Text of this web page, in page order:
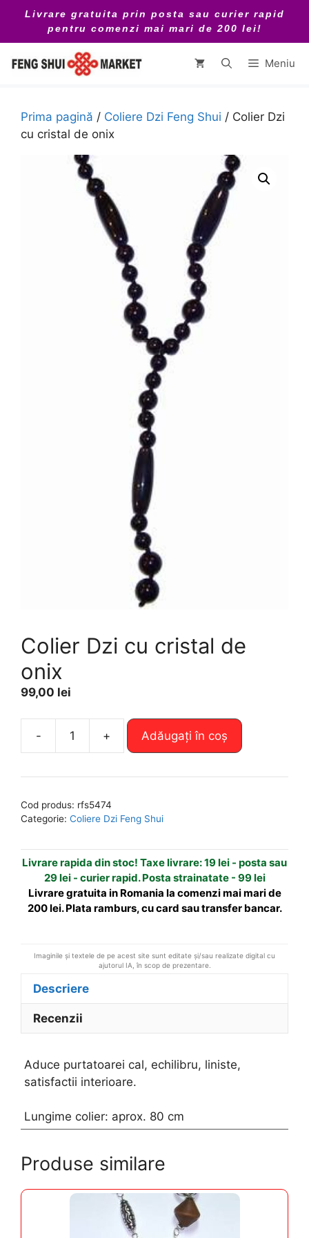
conținut
Livrare gratuita prin posta sau curier rapid
pentru comenzi mai mari de 200 lei!
Meniu
Prima pagină / Coliere Dzi Feng Shui / Colier Dzi
cu cristal de onix
Colier Dzi cu cristal de
onix
99,00 lei
-
Cantitate
Dzi
cristal
onix
+ Adăugați în coș
e
n
t
i
Cod produs: rfs5474
Categorie: Coliere Dzi Feng Shui
Livrare rapida din stoc! Taxe livrare: 19 lei - posta sau
29 lei - curier rapid. Posta strainatate - 99 lei
Livrare gratuita in Romania la comenzi mai mari de
200 lei. Plata ramburs, cu card sau transfer bancar.
Imaginile și textele de pe acest site sunt editate și/sau realizate digital cu
ajutorul IA, în scop de prezentare.
Descriere
Recenzii
Aduce purtatoarei cal, echilibru, liniste,
satisfactii interioare.
Lungime colier: aprox. 80 cm
Produse similare